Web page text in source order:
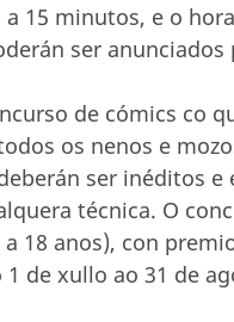
15 minutos, e o
ser
de cómics co
os nenos e
ser inéditos
técnica. O
18 anos), con
de xullo ao 31 de